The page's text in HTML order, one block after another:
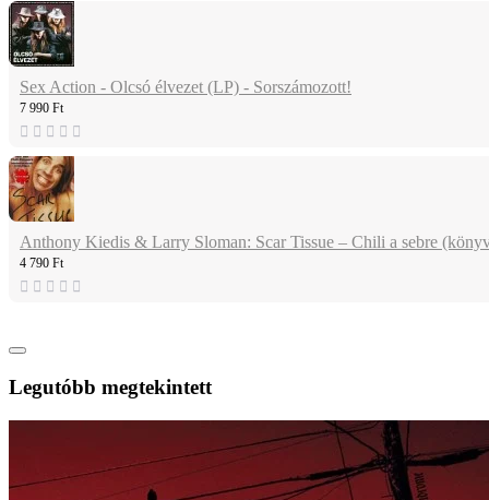
Sex Action - Olcsó élvezet (LP) - Sorszámozott!
7 990 Ft
Anthony Kiedis & Larry Sloman: Scar Tissue – Chili a sebre
4 790 Ft
Legutóbb megtekintett